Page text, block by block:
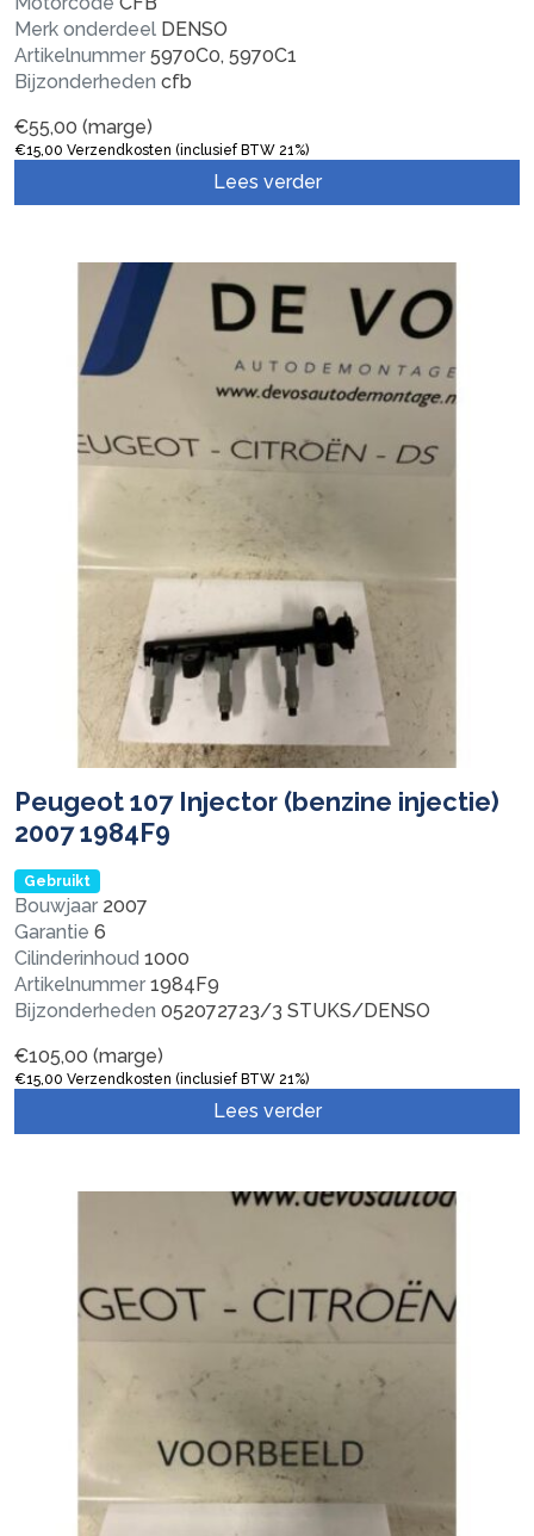
Merk onderdeel DENSO
Artikelnummer 5970C0, 5970C1
Bijzonderheden cfb
€55,00 (marge)
€15,00 Verzendkosten (inclusief BTW 21%)
Lees verder
Peugeot 107 Injector (benzine injectie)
2007 1984F9
Gebruikt
Bouwjaar 2007
Garantie 6
Cilinderinhoud 1000
Artikelnummer 1984F9
Bijzonderheden 052072723/3 STUKS/DENSO
€105,00 (marge)
€15,00 Verzendkosten (inclusief BTW 21%)
Lees verder